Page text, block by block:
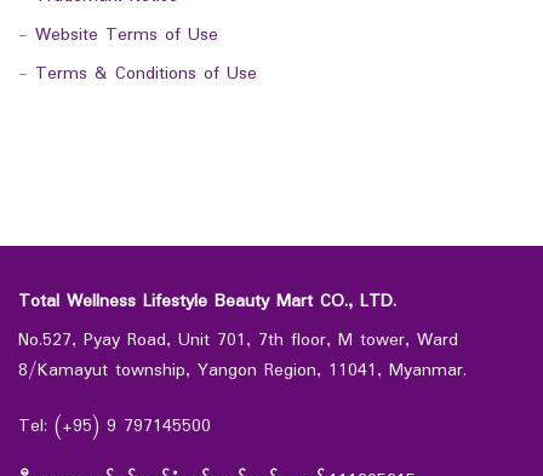
- Website Terms of Use
- Terms & Conditions of Use
Total Wellness Lifestyle Beauty Mart CO., LTD.
No.527, Pyay Road, Unit 701, 7th floor, M tower, Ward
8/Kamayut township, Yangon Region, 11041, Myanmar.
Tel: (+95) 9 797145500